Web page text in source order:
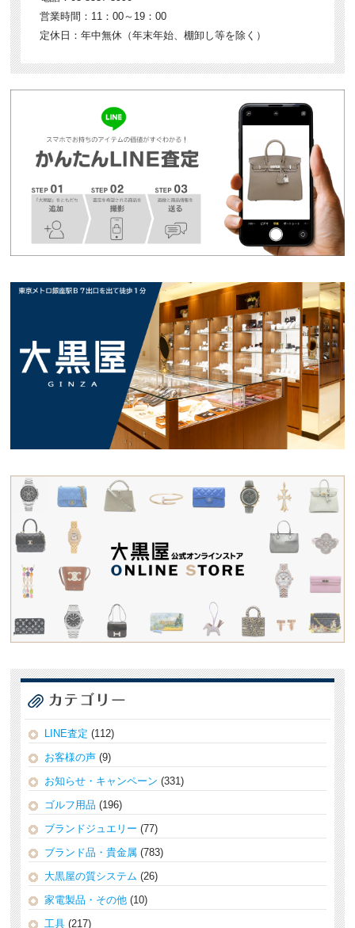
営業時間：11：00～19：00
定休日：年中無休（年末年始、棚卸し等を除く）
LINE査定 (112)
お客様の声 (9)
お知らせ・キャンペーン (331)
ゴルフ用品 (196)
ブランドジュエリー (77)
ブランド品・貴金属 (783)
大黒屋の質システム (26)
家電製品・その他 (10)
工具 (217)